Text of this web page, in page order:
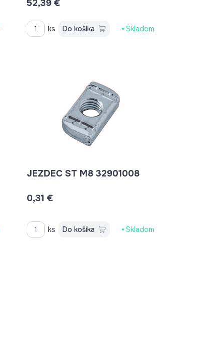
52,39 €
ks Do košíka Skladom
JEZDEC ST M8 32901008
0,31 €
ks Do košíka Skladom